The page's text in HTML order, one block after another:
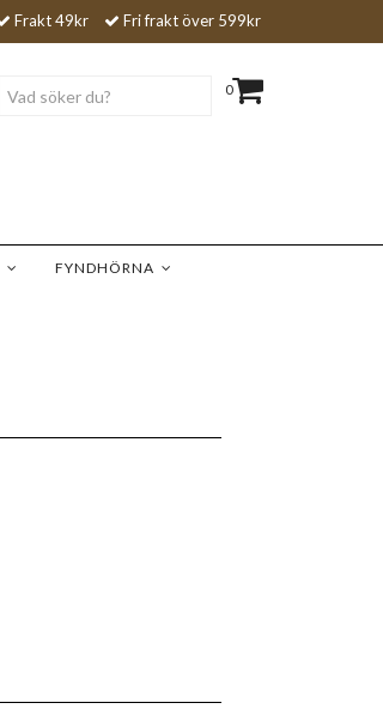
Frakt 49kr Fri frakt över 599kr
0
FYNDHÖRNA